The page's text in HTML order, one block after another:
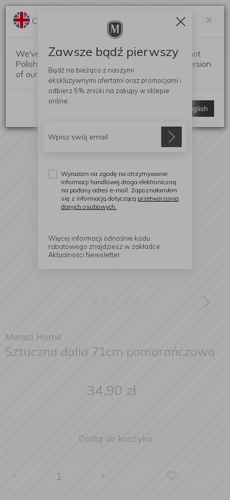
Mensa Home
Sztuczna dalia 71cm pomarańczowa
34,90 zł
Dodaj do koszyka
- +
×
Change language?
We've detected that your browser language is not
Polish. Would you like to switch to the English version
of our website?
Switch to English
Zawsze bądź pierwszy
Bądź na bieżąco z naszymi
ekskluzywnymi ofertami oraz promocjami i
odbierz 5% zniżki na zakupy w sklepie
online.
Wyrażam na zgodę na otrzymywanie
informacji handlowej droga elektroniczną
na podany adres e-mail. Zapoznałam/em
się z informacją dotyczącą przetwarzania
danych osobowych.
Więcej informacji odnośnie kodu
rabatowego znajdziesz w zakładce
Aktualności Newsletter.